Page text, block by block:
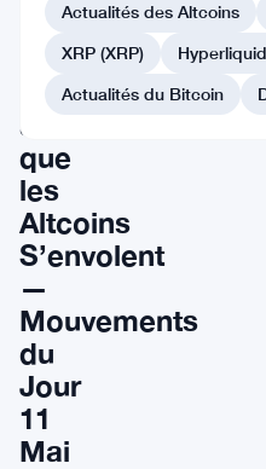
Bondit
21%
alors
que
les
Altcoins
S’envolent
—
Mouvements
du
Jour
11
Mai
Actualités des Altcoins
XRP (XRP)
Actualités du Bitcoin